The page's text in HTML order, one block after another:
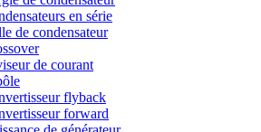
en série
de condensateur
de courant
flyback
forward